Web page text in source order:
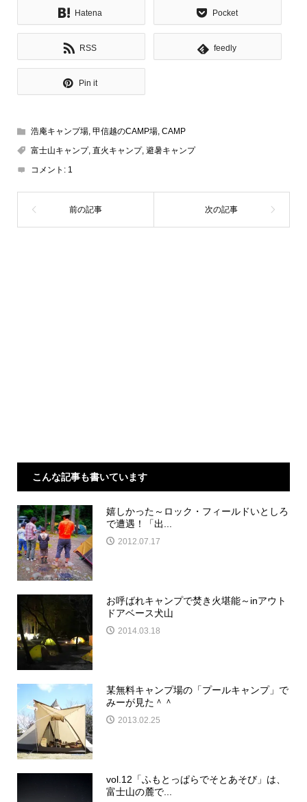
Hatena Pocket
RSS feedly
Pin it
浩庵キャンプ場, 甲信越のCAMP場, CAMP
富士山キャンプ, 直火キャンプ, 避暑キャンプ
コメント: 1
こんな記事も書いています
嬉しかった～ロック・フィールドいとしろ
で遭遇！「出...
2012.07.17
お呼ばれキャンプで焚き火堪能～inアウト
ドアベース犬山
2014.03.18
某無料キャンプ場の「プールキャンプ」で
みーが見た＾＾
2013.02.25
vol.12「ふもとっぱらでそとあそび」は、
富士山の麓で...